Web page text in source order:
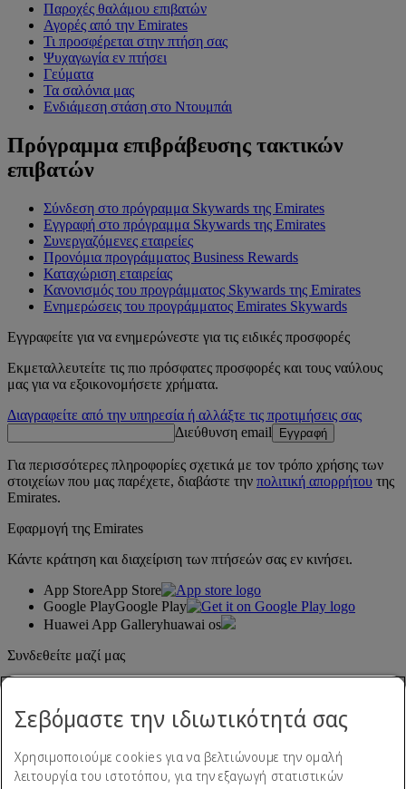
Παροχές θαλάμου επιβατών
Αγορές από την Emirates
Τι προσφέρεται στην πτήση σας
Ψυχαγωγία εν πτήσει
Γεύματα
Τα σαλόνια μας
Ενδιάμεση στάση στο Ντουμπάι
Πρόγραμμα επιβράβευσης τακτικών
επιβατών
Σύνδεση στο πρόγραμμα Skywards της Emirates
Εγγραφή στο πρόγραμμα Skywards της Emirates
Συνεργαζόμενες εταιρείες
Προνόμια προγράμματος Business Rewards
Καταχώριση εταιρείας
Κανονισμός του προγράμματος Skywards της Emirates
Ενημερώσεις του προγράμματος Emirates Skywards
Εγγραφείτε για να ενημερώνεστε για τις ειδικές προσφορές
Εκμεταλλευτείτε τις πιο πρόσφατες προσφορές και τους ναύλους
μας για να εξοικονομήσετε χρήματα.
Διαγραφείτε από την υπηρεσία ή αλλάξτε τις προτιμήσεις σας
Διεύθυνση email
Εγγραφή
Για περισσότερες πληροφορίες σχετικά με τον τρόπο χρήσης των
στοιχείων που μας παρέχετε, διαβάστε την πολιτική απορρήτου της
Emirates.
Εφαρμογή της Emirates
Κάντε κράτηση και διαχείριση των πτήσεών σας εν κινήσει.
App StoreApp Store
Google PlayGoogle Play
Huawei App Galleryhuawai os
Συνδεθείτε μαζί μας
Σεβόμαστε την ιδιωτικότητά σας
Χρησιμοποιούμε cookies για να βελτιώνουμε την ομαλή
λειτουργία του ιστοτόπου, για την εξαγωγή στατιστικών